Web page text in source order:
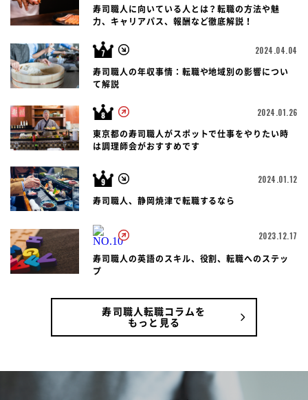
寿司職人に向いている人とは？転職の方法や魅
力、キャリアパス、報酬など徹底解説！
2024.04.04
寿司職人の年収事情：転職や地域別の影響につい
て解説
2024.01.26
東京都の寿司職人がスポットで仕事をやりたい時
は調理師会がおすすめです
2024.01.12
寿司職人、静岡焼津で転職するなら
2023.12.17
寿司職人の英語のスキル、役割、転職へのステッ
プ
寿司職人転職コラムを
もっと見る